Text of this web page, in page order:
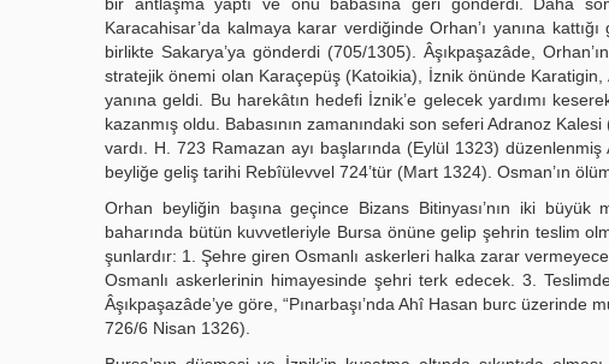
Karacahisar’da kalmaya karar verdiğinde Orhan’ı yanına
birlikte Sakarya’ya gönderdi (705/1305). Âşıkpaşazâde,
stratejik önemi olan Karaçepüş (Katoikia), İznik önünde Karatigin,
yanına geldi. Bu harekâtın hedefi İznik’e gelecek yardımı
kazanmış oldu. Babasının zamanındaki son seferi Adranoz
vardı. H. 723 Ramazan ayı başlarında (Eylül 1323)
beyliğe geliş tarihi Rebîülevvel 724’tür (Mart 1324). Osman’ın
Orhan beyliğin başına geçince Bizans Bitinyası’nın iki büyük
baharında bütün kuvvetleriyle Bursa önüne gelip şehrin teslim
şunlardır: 1. Şehre giren Osmanlı askerleri halka zarar
Osmanlı askerlerinin himayesinde şehri terk edecek. 3.
Âşıkpaşazâde’ye göre, “Pınarbaşı’nda Ahî Hasan burc
726/6 Nisan 1326).